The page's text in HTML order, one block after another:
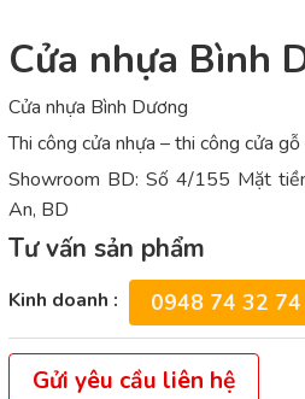
Cửa nhựa Bình
Cửa nhựa Bình Dương
Thi công cửa nhựa – thi công cửa
Showroom BD: Số 4/155 Mặt
An, BD
Tư vấn sản phẩm
Kinh doanh : 0948 74 32 74
Gửi yêu cầu liên hệ